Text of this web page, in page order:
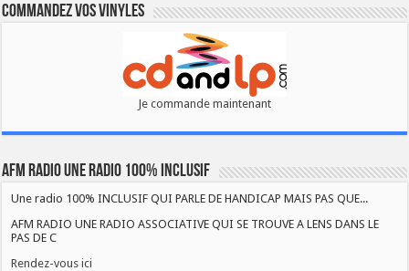
Commandez vos vinyles
Je commande maintenant
AFM RADIO UNE RADIO 100% INCLUSIF
Une radio 100% INCLUSIF QUI PARLE DE HANDICAP MAIS PAS QUE...
AFM RADIO UNE RADIO ASSOCIATIVE QUI SE TROUVE A LENS DANS LE
PAS DE C
Rendez-vous ici